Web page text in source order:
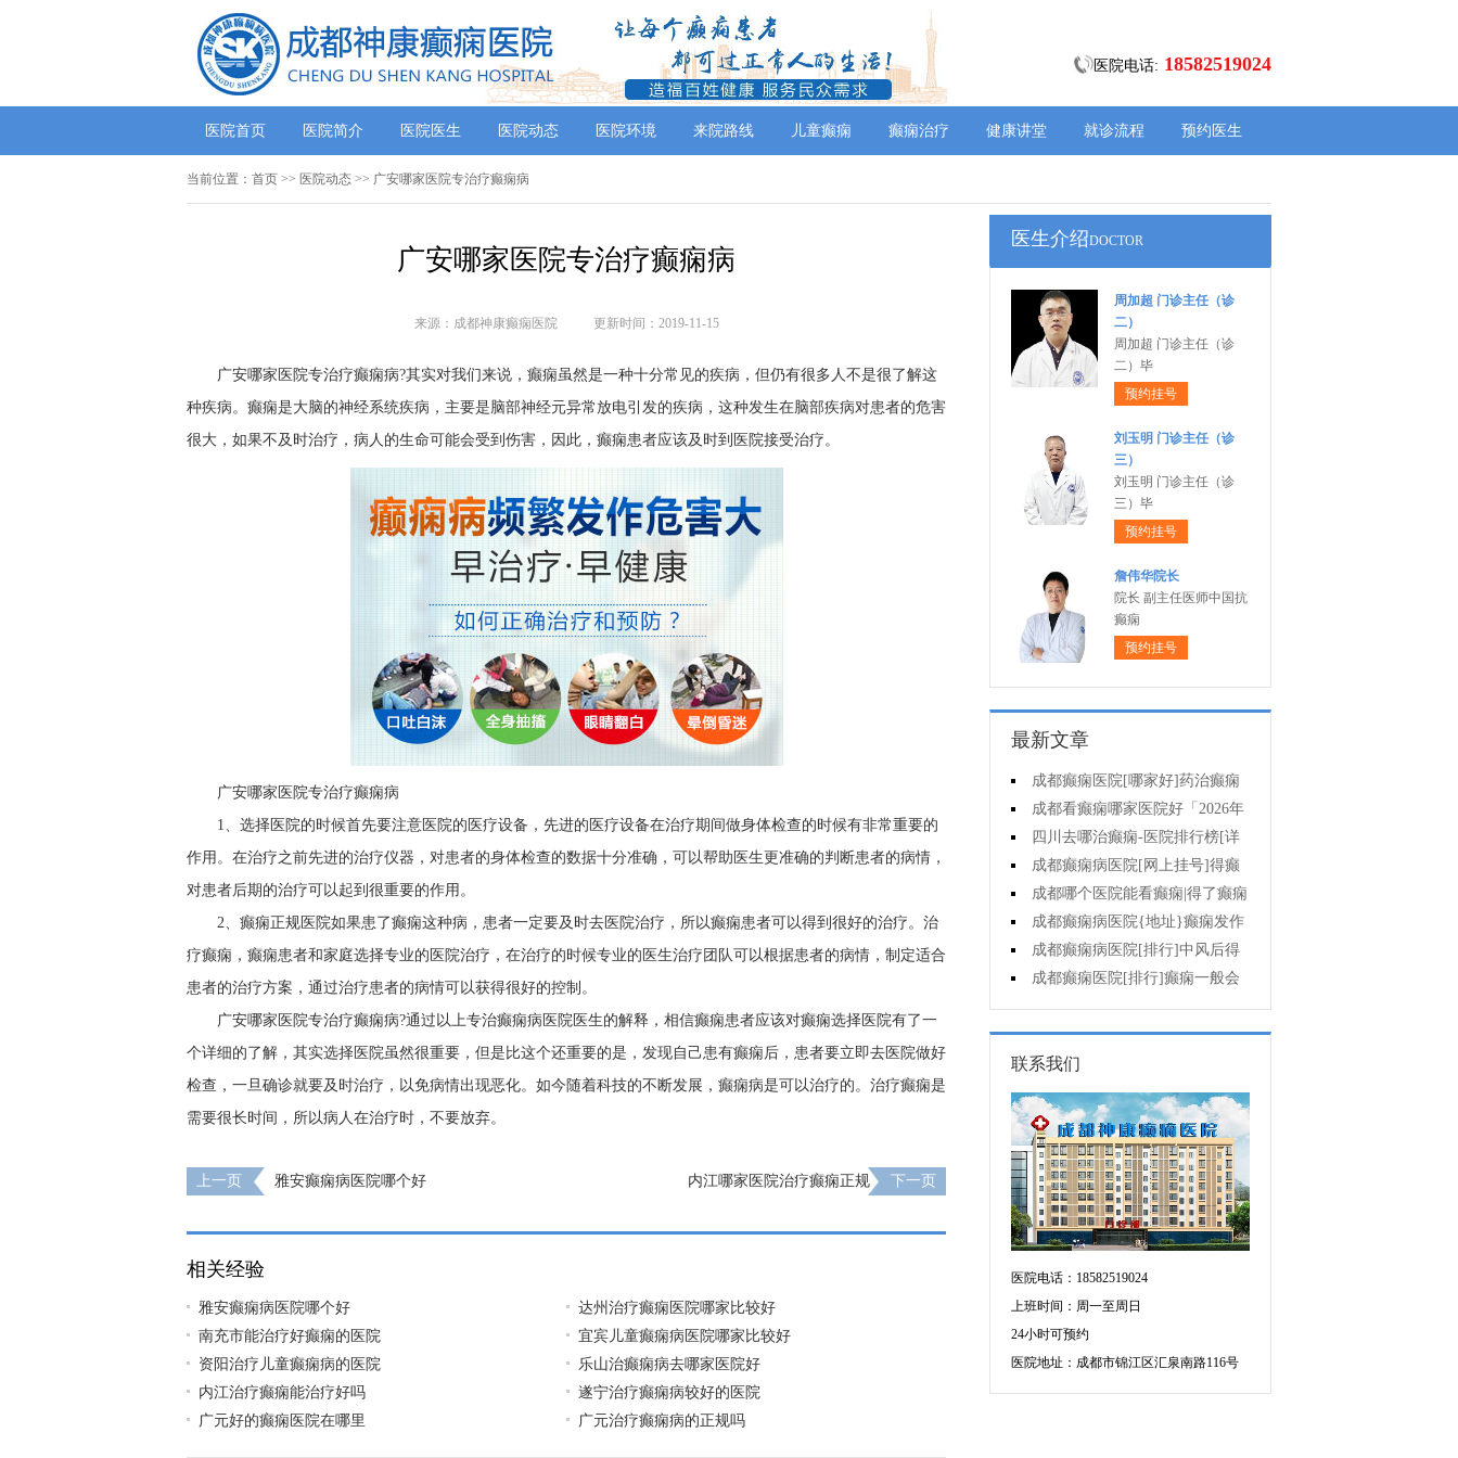
医院电话: 18582519024
医院首页 医院简介 医院医生 医院动态 医院环境 来院路线 儿童癫痫 癫痫治疗 健康讲堂 就诊流程 预约医生
当前位置： 首页 >> 医院动态 >> 广安哪家医院专治疗癫痫病
广安哪家医院专治疗癫痫病
来源：成都神康癫痫医院 更新时间：2019-11-15
广安哪家医院专治疗癫痫病?其实对我们来说，癫痫虽然是一种十分常见的疾病，但仍有很多人不是很了解这
种疾病。癫痫是大脑的神经系统疾病，主要是脑部神经元异常放电引发的疾病，这种发生在脑部疾病对患者的危害
很大，如果不及时治疗，病人的生命可能会受到伤害，因此，癫痫患者应该及时到医院接受治疗。
广安哪家医院专治疗癫痫病
1、选择医院的时候首先要注意医院的医疗设备，先进的医疗设备在治疗期间做身体检查的时候有非常重要的
作用。在治疗之前先进的治疗仪器，对患者的身体检查的数据十分准确，可以帮助医生更准确的判断患者的病情，
对患者后期的治疗可以起到很重要的作用。
2、癫痫正规医院如果患了癫痫这种病，患者一定要及时去医院治疗，所以癫痫患者可以得到很好的治疗。治
疗癫痫，癫痫患者和家庭选择专业的医院治疗，在治疗的时候专业的医生治疗团队可以根据患者的病情，制定适合
患者的治疗方案，通过治疗患者的病情可以获得很好的控制。
广安哪家医院专治疗癫痫病?通过以上专治癫痫病医院医生的解释，相信癫痫患者应该对癫痫选择医院有了一
个详细的了解，其实选择医院虽然很重要，但是比这个还重要的是，发现自己患有癫痫后，患者要立即去医院做好
检查，一旦确诊就要及时治疗，以免病情出现恶化。如今随着科技的不断发展，癫痫病是可以治疗的。治疗癫痫是
需要很长时间，所以病人在治疗时，不要放弃。
上一页 雅安癫痫病医院哪个好 内江哪家医院治疗癫痫正规 下一页
相关经验
雅安癫痫病医院哪个好
达州治疗癫痫医院哪家比较好
南充市能治疗好癫痫的医院
宜宾儿童癫痫病医院哪家比较好
资阳治疗儿童癫痫病的医院
乐山治癫痫病去哪家医院好
内江治疗癫痫能治疗好吗
遂宁治疗癫痫病较好的医院
广元好的癫痫医院在哪里
广元治疗癫痫病的正规吗
医生介绍DOCTOR
周加超 门诊主任（诊
二）
周加超 门诊主任（诊
二）毕
预约挂号
刘玉明 门诊主任（诊
三）
刘玉明 门诊主任（诊
三）毕
预约挂号
詹伟华院长
院长 副主任医师中国抗
癫痫
预约挂号
最新文章
成都癫痫医院[哪家好]药治癫痫
病怎么效果好?
成都看癫痫哪家医院好「2026年
度公布」立冬后癫痫病人应多注意
什么?
四川去哪治癫痫-医院排行榜[详
细排名]四川哪儿能有效治疗癫痫?
成都癫痫病医院[网上挂号]得癫
痫的女性母乳喂养时要注意什么?
成都哪个医院能看癫痫|得了癫痫
会有什么症状?
成都癫痫病医院{地址}癫痫发作
跟哪些因素有关?
成都癫痫病医院[排行]中风后得
的癫痫能治吗
成都癫痫医院[排行]癫痫一般会
出现哪些症状?
联系我们
医院电话：18582519024
上班时间：周一至周日
24小时可预约
医院地址：成都市锦江区汇泉南路116号